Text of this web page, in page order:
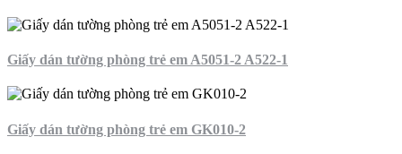
Giấy dán tường phòng trẻ em A5051-2 A522-1
Giấy dán tường phòng trẻ em GK010-2